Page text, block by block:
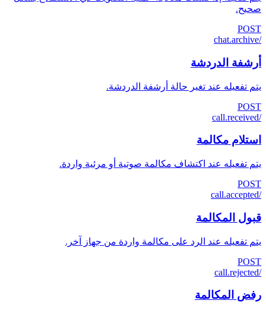
صحيح.
POST
/chat.archive
أرشفة الدردشة
يتم تفعيله عند تغير حالة أرشفة الدردشة.
POST
/call.received
استلام مكالمة
يتم تفعيله عند اكتشاف مكالمة صوتية أو مرئية واردة.
POST
/call.accepted
قبول المكالمة
يتم تفعيله عند الرد على مكالمة واردة من جهاز آخر.
POST
/call.rejected
رفض المكالمة